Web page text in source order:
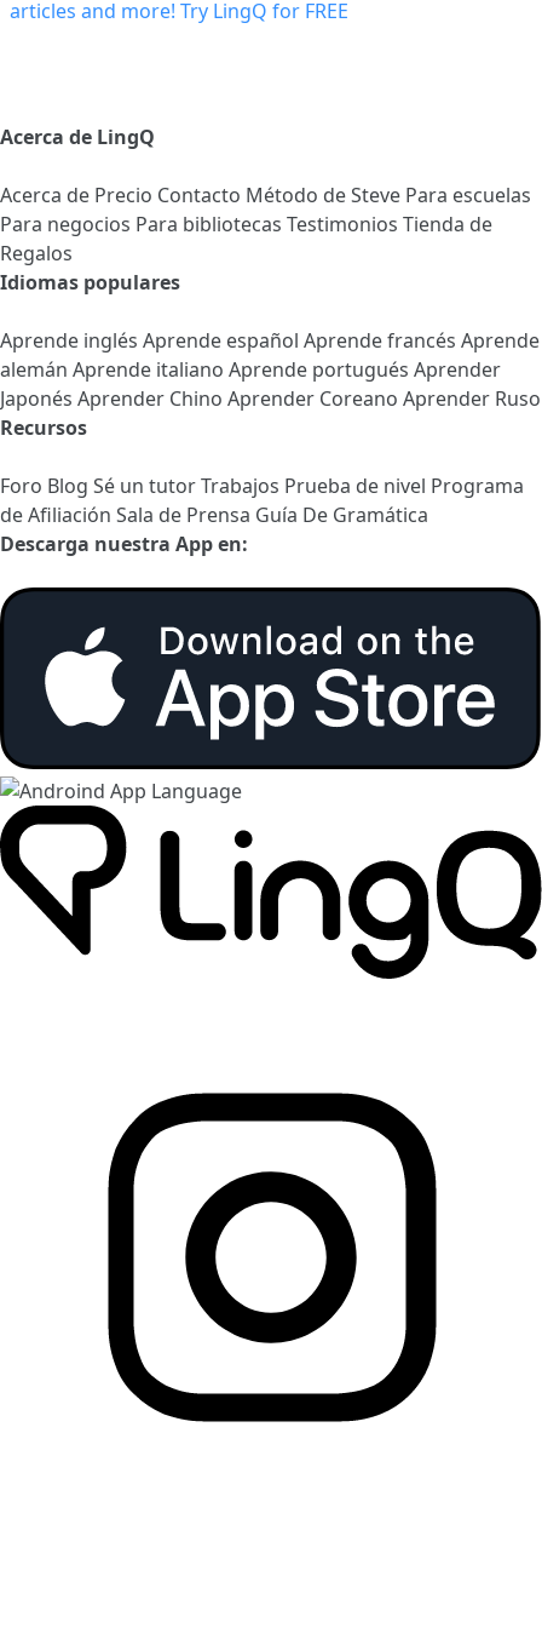
Acerca de LingQ
Acerca de Precio Contacto Método de Steve Para escuelas
Para negocios Para bibliotecas Testimonios Tienda de
Regalos
Idiomas populares
Aprende inglés Aprende español Aprende francés Aprende
alemán Aprende italiano Aprende portugués Aprender
Japonés Aprender Chino Aprender Coreano Aprender Ruso
Recursos
Foro Blog Sé un tutorTrabajos Prueba de nivel Programa
de Afiliación Sala de Prensa Guía De Gramática
Descarga nuestra App en: